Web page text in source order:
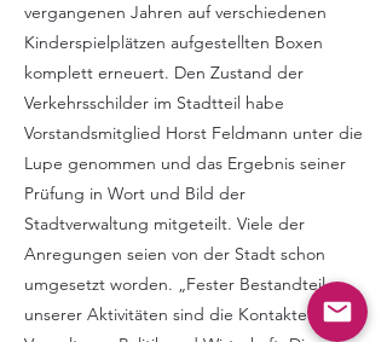
vergangenen Jahren auf verschiedenen
Kinderspielplätzen aufgestellten Boxen
komplett erneuert. Den Zustand der
Verkehrsschilder im Stadtteil habe
Vorstandsmitglied Horst Feldmann unter die
Lupe genommen und das Ergebnis seiner
Prüfung in Wort und Bild der
Stadtverwaltung mitgeteilt. Viele der
Anregungen seien von der Stadt schon
umgesetzt worden. „Fester Bestandteil
unserer Aktivitäten sind die Kontakte zu